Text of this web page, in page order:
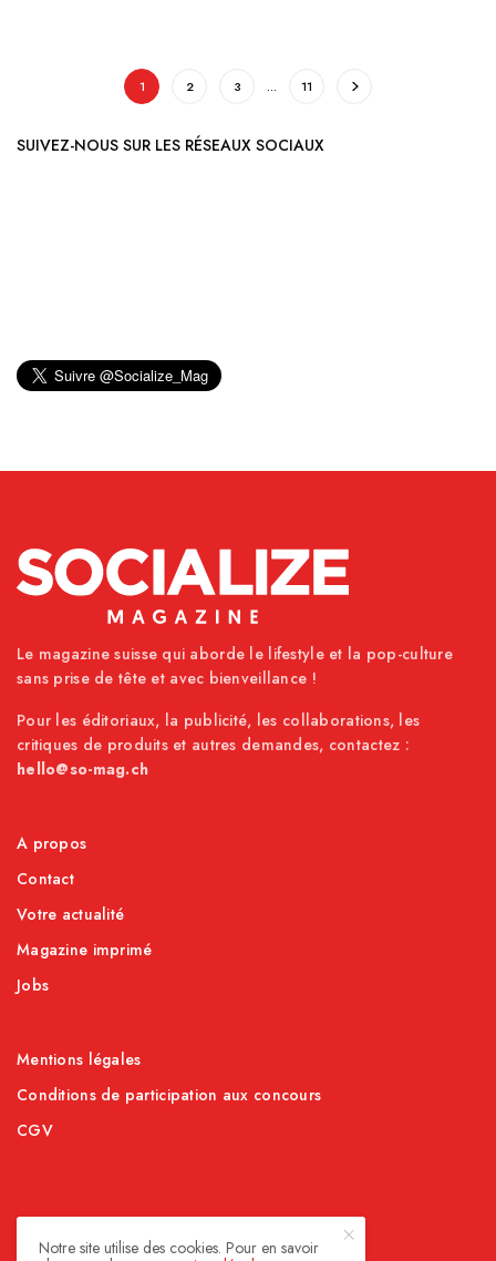
1 2 3 … 11
SUIVEZ-NOUS SUR LES RÉSEAUX SOCIAUX
Le magazine suisse qui aborde le lifestyle et la pop-culture
sans prise de tête et avec bienveillance !
Pour les éditoriaux, la publicité, les collaborations, les
critiques de produits et autres demandes, contactez :
hello@so-mag.ch
A propos
Contact
Votre actualité
Magazine imprimé
Jobs
Mentions légales
Conditions de participation aux concours
CGV
Notre site utilise des cookies. Pour en savoir